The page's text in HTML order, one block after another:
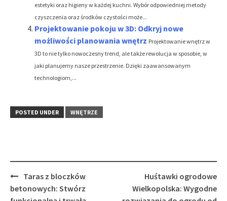
estetyki oraz higieny w każdej kuchni. Wybór odpowiedniej metody
czyszczenia oraz środków czystości może...
Projektowanie pokoju w 3D: Odkryj nowe
możliwości planowania wnętrz Projektowanie wnętrz w
3D to nie tylko nowoczesny trend, ale także rewolucja w sposobie, w
jaki planujemy nasze przestrzenie. Dzięki zaawansowanym
technologiom,...
POSTED UNDER WNĘTRZE
Post
navigation
Taras z bloczków
betonowych: Stwórz
Huśtawki ogrodowe
Wielkopolska: Wygodne